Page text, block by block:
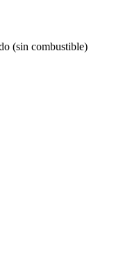
(sin combustible)